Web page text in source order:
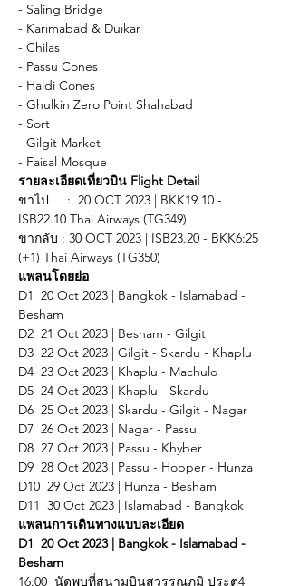
- Saling Bridge
- Karimabad & Duikar
- Chilas
- Passu Cones
- Haldi Cones
- Ghulkin Zero Point Shahabad
- Sort
- Gilgit Market
- Faisal Mosque
รายละเอียดเที่ยวบิน Flight Detail
ขาไป     :  20 OCT 2023 | BKK19.10 -
ISB22.10 Thai Airways (TG349)
ขากลับ : 30 OCT 2023 | ISB23.20 - BKK6:25
(+1) Thai Airways (TG350)
แพลนโดยย่อ
D1  20 Oct 2023 | Bangkok - Islamabad -
Besham
D2  21 Oct 2023 | Besham - Gilgit
D3  22 Oct 2023 | Gilgit - Skardu - Khaplu
D4  23 Oct 2023 | Khaplu - Machulo
D5  24 Oct 2023 | Khaplu - Skardu
D6  25 Oct 2023 | Skardu - Gilgit - Nagar
D7  26 Oct 2023 | Nagar - Passu
D8  27 Oct 2023 | Passu - Khyber
D9  28 Oct 2023 | Passu - Hopper - Hunza
D10  29 Oct 2023 | Hunza - Besham
D11  30 Oct 2023 | Islamabad - Bangkok
แพลนการเดินทางแบบละเอียด
D1  20 Oct 2023 | Bangkok - Islamabad -
Besham
16.00  นัดพบที่สนามบินสุวรรณภูมิ ประตุ4